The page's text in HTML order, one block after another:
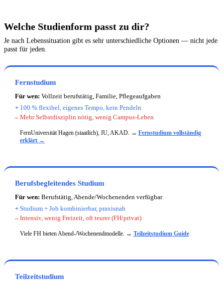
Welche Studienform passt zu dir?
Je nach Lebenssituation gibt es sehr unterschiedliche Optionen — nicht jede
passt für jeden.
Fernstudium
Für wen: Vollzeit berufstätig, Familie, Pflegeaufgaben
+ 100 % flexibel, eigenes Tempo, kein Pendeln
– Mehr Selbstdisziplin nötig, wenig Campus-Leben
FernUniversität Hagen (staatlich), IU, AKAD. → Fernstudium vollständig
erklärt →
Berufsbegleitendes Studium
Für wen: Berufstätig, Abende/Wochenenden verfügbar
+ Studium + Job kombinierbar, praxisnah
– Intensiv, wenig Freizeit, oft teurer (FH/privat)
Viele FH bieten Abend-/Wochenendmodelle. → Teilzeitstudium Guide
Teilzeitstudium